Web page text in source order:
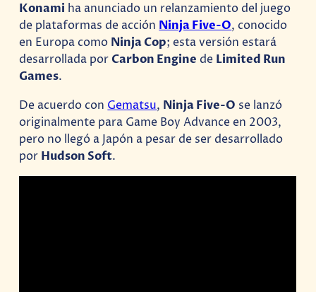
Konami ha anunciado un relanzamiento del juego
de plataformas de acciónNinja Five-O, conocido
en Europa como Ninja Cop; esta versión estará
desarrollada por Carbon Engine de Limited Run
Games.
De acuerdo con Gematsu, Ninja Five-O se lanzó
originalmente para Game Boy Advance en 2003,
pero no llegó a Japón a pesar de ser desarrollado
por Hudson Soft.